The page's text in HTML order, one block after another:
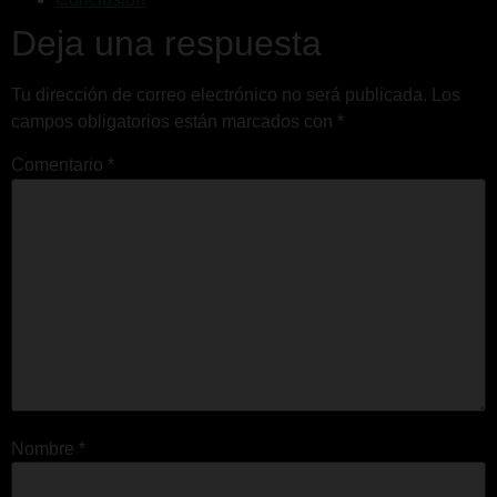
Deja una respuesta
Tu dirección de correo electrónico no será publicada.
Los
campos obligatorios están marcados con *
Comentario *
Nombre *